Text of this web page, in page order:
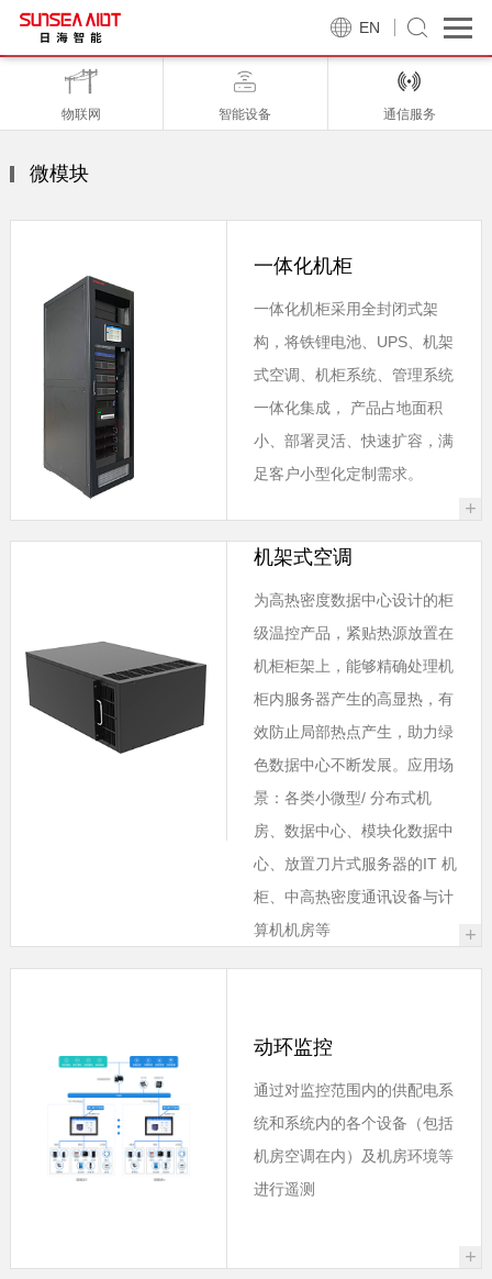
EN
物联网 智能设备 通信服务
微模块
一体化机柜
一体化机柜采用全封闭式架
构，将铁锂电池、UPS、机架
式空调、机柜系统、管理系统
一体化集成， 产品占地面积
小、部署灵活、快速扩容，满
足客户小型化定制需求。
+
机架式空调
为高热密度数据中心设计的柜
级温控产品，紧贴热源放置在
机柜柜架上，能够精确处理机
柜内服务器产生的高显热，有
效防止局部热点产生，助力绿
色数据中心不断发展。应用场
景：各类小微型/ 分布式机
房、数据中心、模块化数据中
心、放置刀片式服务器的IT 机
柜、中高热密度通讯设备与计
算机机房等
+
动环监控
通过对监控范围内的供配电系
统和系统内的各个设备（包括
机房空调在内）及机房环境等
进行遥测
+